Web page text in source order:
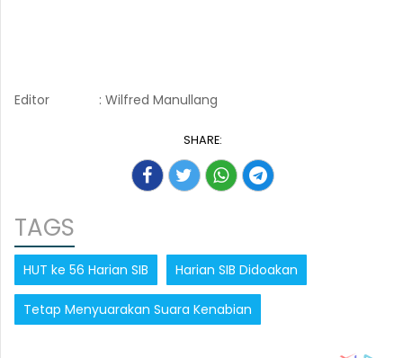
Editor : Wilfred Manullang
SHARE:
TAGS
HUT ke 56 Harian SIB Harian SIB Didoakan
Tetap Menyuarakan Suara Kenabian